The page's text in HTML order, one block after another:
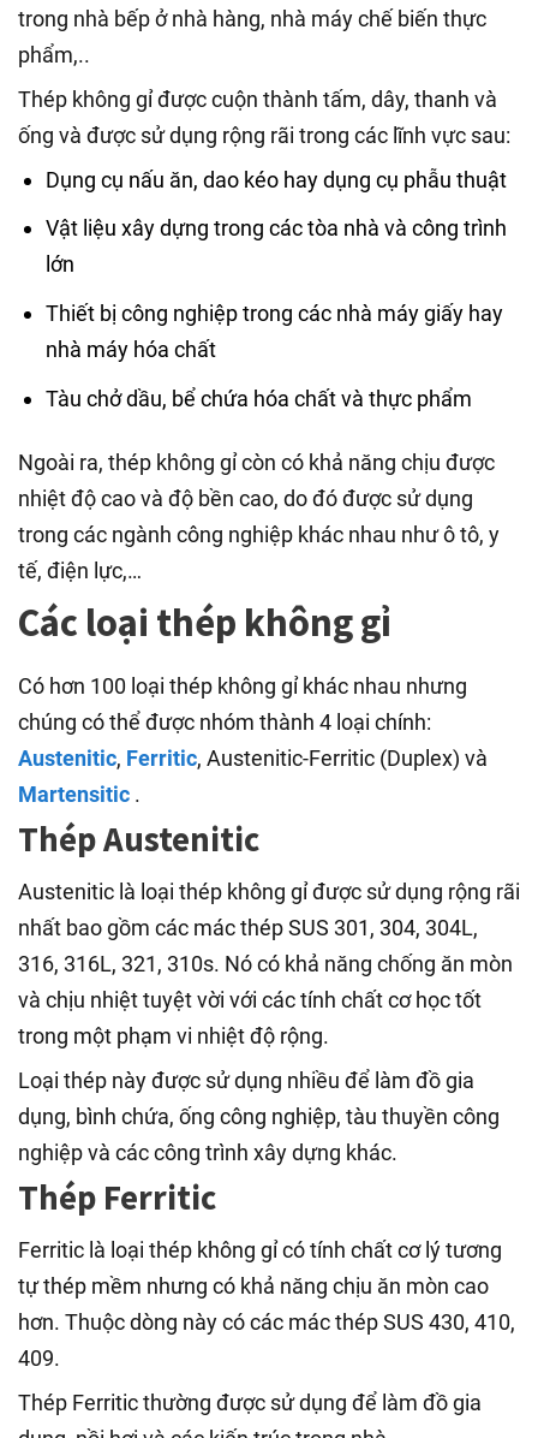
trong nhà bếp ở nhà hàng, nhà máy chế biến thực
phẩm,..
Thép không gỉ được cuộn thành tấm, dây, thanh và
ống và được sử dụng rộng rãi trong các lĩnh vực sau:
Dụng cụ nấu ăn, dao kéo hay dụng cụ phẫu thuật
Vật liệu xây dựng trong các tòa nhà và công trình
lớn
Thiết bị công nghiệp trong các nhà máy giấy hay
nhà máy hóa chất
Tàu chở dầu, bể chứa hóa chất và thực phẩm
Ngoài ra, thép không gỉ còn có khả năng chịu được
nhiệt độ cao và độ bền cao, do đó được sử dụng
trong các ngành công nghiệp khác nhau như ô tô, y
tế, điện lực,…
Các loại thép không gỉ
Có hơn 100 loại thép không gỉ khác nhau nhưng
chúng có thể được nhóm thành 4 loại chính:
Austenitic, Ferritic, Austenitic-Ferritic (Duplex) và
Martensitic .
Thép Austenitic
Austenitic là loại thép không gỉ được sử dụng rộng rãi
nhất bao gồm các mác thép SUS 301, 304, 304L,
316, 316L, 321, 310s. Nó có khả năng chống ăn mòn
và chịu nhiệt tuyệt vời với các tính chất cơ học tốt
trong một phạm vi nhiệt độ rộng.
Loại thép này được sử dụng nhiều để làm đồ gia
dụng, bình chứa, ống công nghiệp, tàu thuyền công
nghiệp và các công trình xây dựng khác.
Thép Ferritic
Ferritic là loại thép không gỉ có tính chất cơ lý tương
tự thép mềm nhưng có khả năng chịu ăn mòn cao
hơn. Thuộc dòng này có các mác thép SUS 430, 410,
409.
Thép Ferritic thường được sử dụng để làm đồ gia